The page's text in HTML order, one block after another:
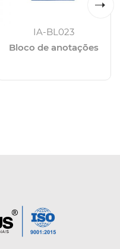
IA-BL023
Bloco de anotações